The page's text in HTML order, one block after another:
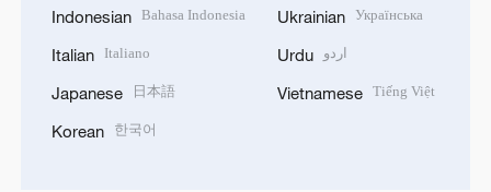
Indonesian Bahasa Indonesia
Italian Italiano
Japanese 日本語
Korean 한국어
Ukrainian Українська
Urdu اردو
Vietnamese Tiếng Việt